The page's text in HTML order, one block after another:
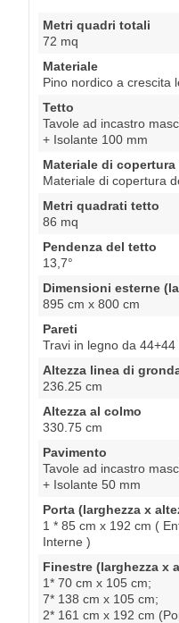
Metri quadri totali
72 mq
Materiale
Pino nordico a crescita
Tetto
Tavole ad incastro
+ Isolante 100 mm
Materiale di
Materiale di copertura
Metri quadrati tetto
86 mq
Pendenza del tetto
13,7°
Dimensioni esterne
895 cm x 800 cm
Pareti
Travi in legno da
Altezza linea di
236.25 cm
Altezza al colmo
330.75 cm
Pavimento
Tavole ad incastro
+ Isolante 50 mm
Porta (larghezza x
1 * 85 cm x 192 cm (
Interne )
Finestre (larghezza x
1* 70 cm x 105 cm;
7* 138 cm x 105 cm;
2* 161 cm x 192 cm